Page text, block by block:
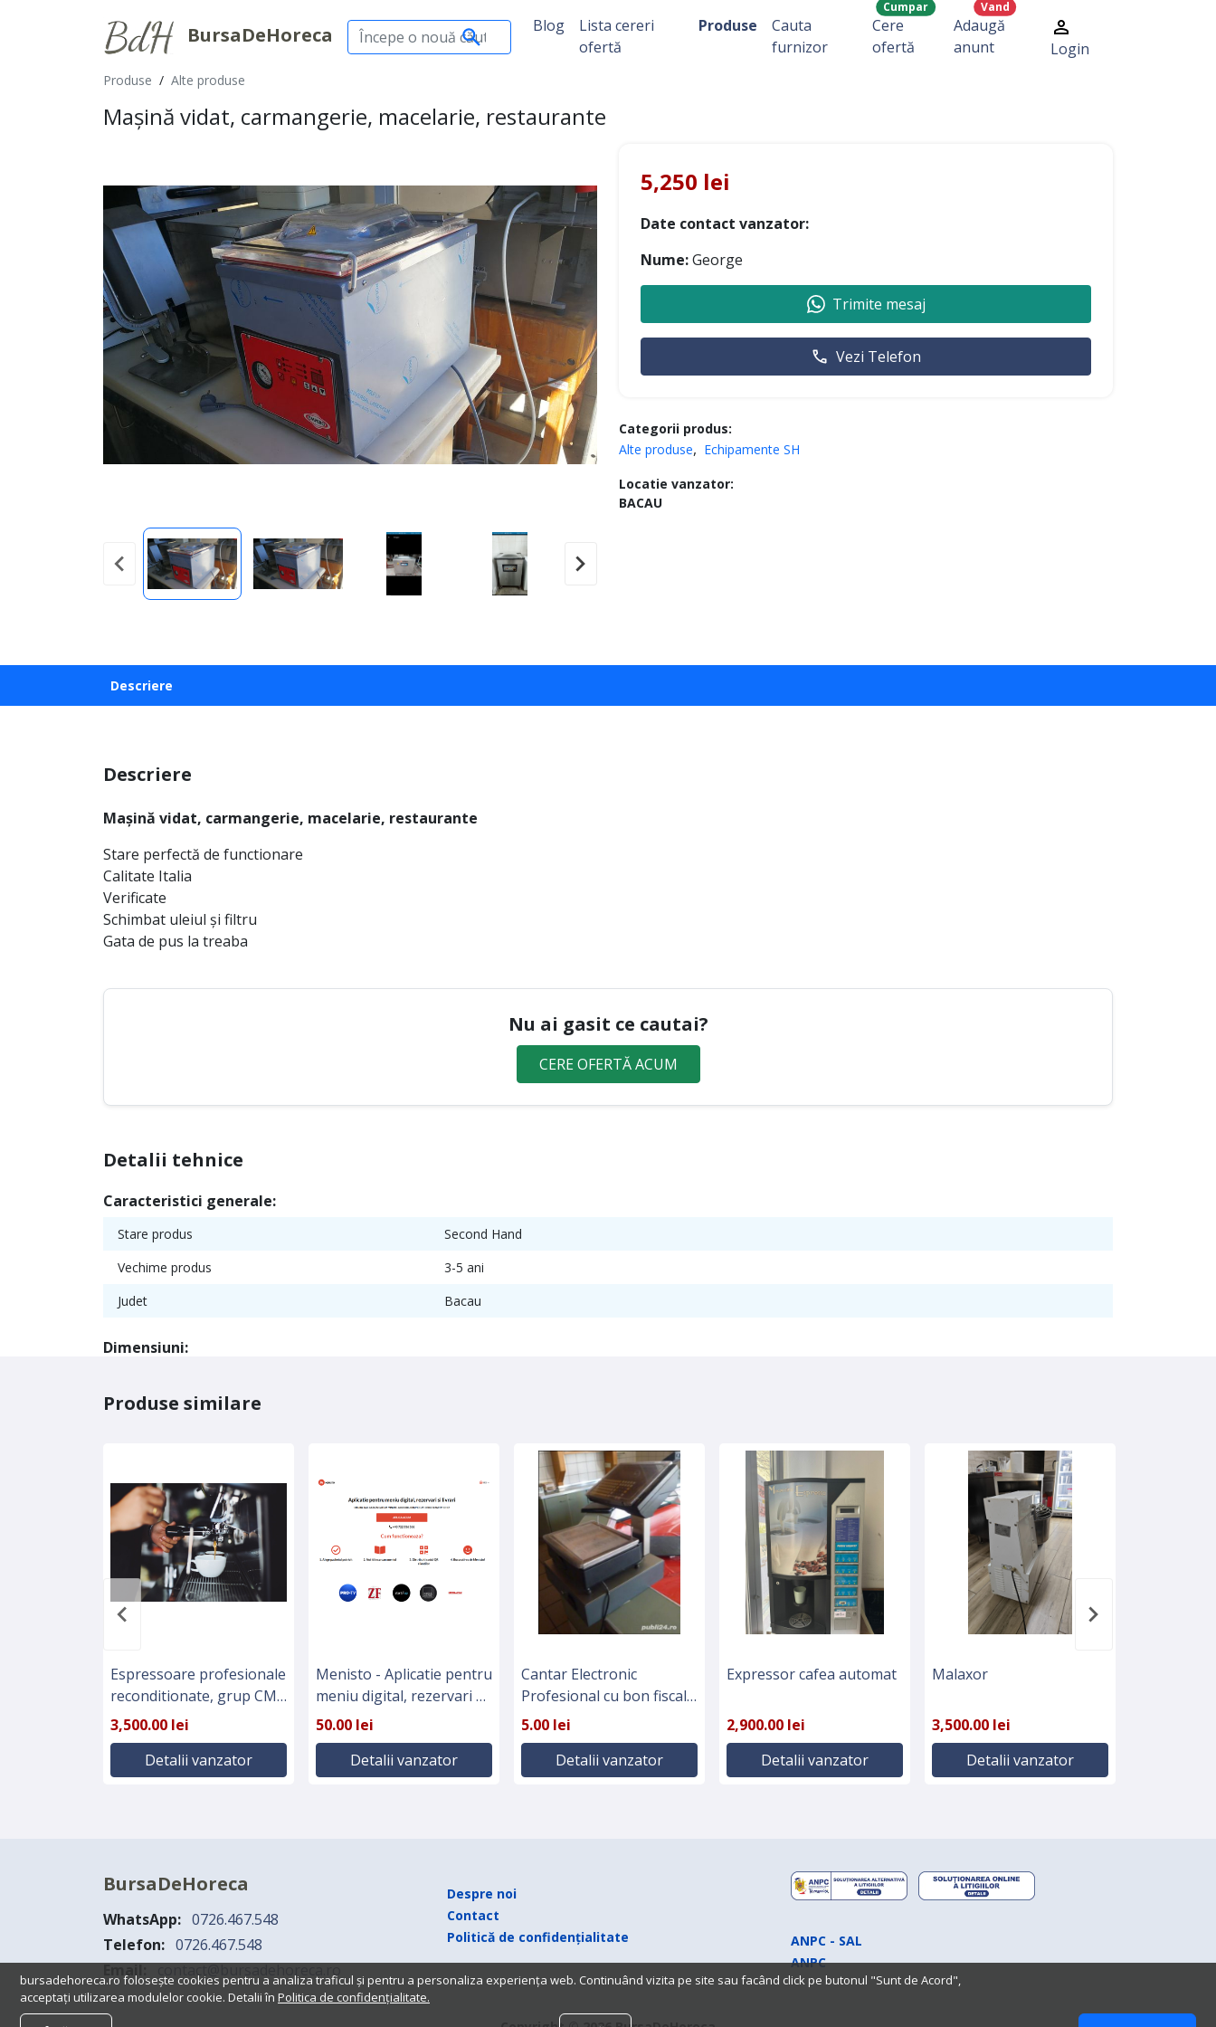
BursaDeHoreca Blog
Lista cereri
ofertă
Produse
Cauta
furnizor
Cere
ofertă
Cumpar
Adaugă
anunt
Vand
Login
Produse / Alte produse
Mașină vidat, carmangerie, macelarie, restaurante
Categorii produs:
Alte produse
Echipamente SH
Locatie vanzator:
BACAU
5,250 lei
Date contact vanzator:
Nume:George
Trimite mesaj
Vezi Telefon
Descriere
Descriere
Mașină vidat, carmangerie, macelarie, restaurante
Stare perfectă de functionare
Calitate Italia
Verificate
Schimbat uleiul și filtru
Gata de pus la treaba
Nu ai gasit ce cautai?
CERE OFERTĂ ACUM
Detalii tehnice
Caracteristici generale:
Stare produs
Second Hand
Vechime produs
3-5 ani
Judet
Bacau
Dimensiuni:
Produse similare
Espressoare profesionale
reconditionate, grup CMA
- Italia
3,500.00 lei
Detalii vanzator
Menisto - Aplicatie pentru
meniu digital, rezervari si
livrari
50.00 lei
Detalii vanzator
Cantar Electronic
Profesional cu bon fiscal
sau etichete Marca
BIZERBA, SH Germania
5.00 lei
Detalii vanzator
Expressor cafea automat
2,900.00 lei
Detalii vanzator
Malaxor
3,500.00 lei
Detalii vanzator
bursadehoreca.ro folosește cookies pentru a analiza traficul și pentru a personaliza experiența web. Continuând vizita pe site sau facând click pe butonul "Sunt de Acord",
acceptați utilizarea modulelor cookie. Detalii în Politica de confidențialitate.
BursaDeHoreca
WhatsApp: 0726.467.548
Telefon: 0726.467.548
Despre noi
Contact
Politică de confidențialitate
ANPC - SAL
ANPC